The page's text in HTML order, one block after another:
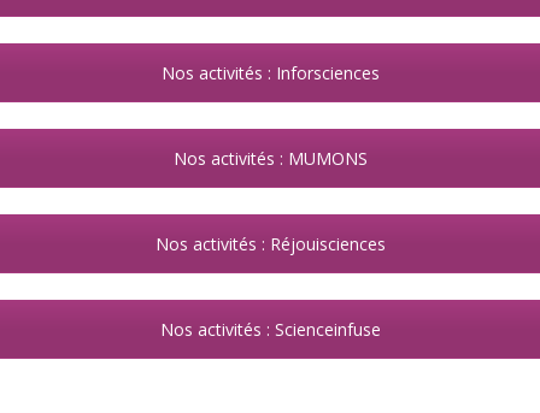
Nos activités : Inforsciences
Nos activités : MUMONS
Nos activités : Réjouisciences
Nos activités : Scienceinfuse